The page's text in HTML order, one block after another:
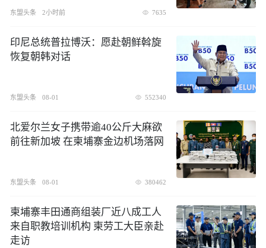
东盟头条 2小时前 7635
印尼总统普拉博沃：愿赴朝鲜斡旋
恢复朝韩对话
东盟头条 08-01 552340
北爱尔兰女子携带逾40公斤大麻欲
前往新加坡 在柬埔寨金边机场落网
东盟头条 08-01 380462
柬埔寨丰田通商组装厂近八成工人
来自职教培训机构 柬劳工大臣亲赴
走访